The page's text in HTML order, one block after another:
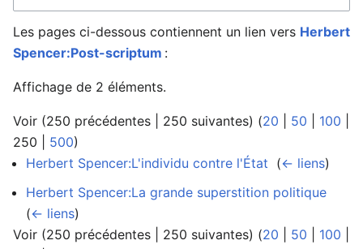
Les pages ci-dessous contiennent un lien vers Herbert
Spencer:Post-scriptum :
Affichage de 2 éléments.
Voir (250 précédentes 250 suivantes) (20 50 100
250
500)
Herbert Spencer:L'individu contre l'État (← liens)
Herbert Spencer:La grande superstition politique
(← liens)
Voir (250 précédentes 250 suivantes) (20 50 100